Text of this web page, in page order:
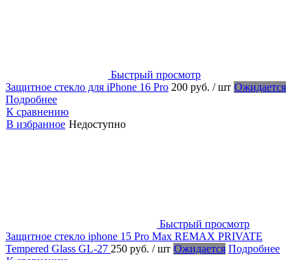
Быстрый просмотр
Защитное стекло для iPhone 16 Pro 200 руб. / шт Ожидается
Подробнее
К сравнению
В избранное Недоступно
Быстрый просмотр
Защитное стекло iphone 15 Pro Max REMAX PRIVATE
Tempered Glass GL-27 250 руб. / шт Ожидается Подробнее